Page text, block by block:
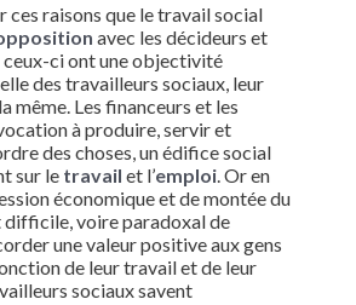
ces raisons que le travail social
avec les décideurs et
ceux-ci ont une objectivité
des travailleurs sociaux, leur
même. Les financeurs et les
à produire, servir et
des choses, un édifice social
sur le travail et l’emploi. Or en
économique et de montée du
difficile, voire paradoxal de
une valeur positive aux gens
de leur travail et de leur
sociaux savent